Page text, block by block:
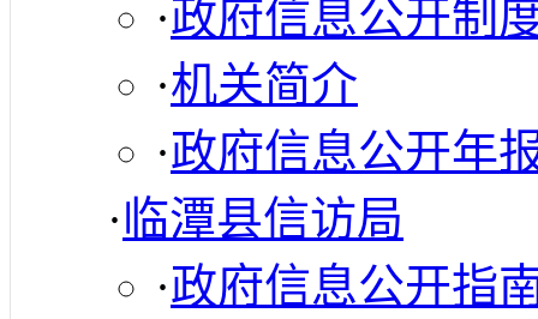
·政府信息公开制
·机关简介
·政府信息公开年
·临潭县信访局
·政府信息公开指